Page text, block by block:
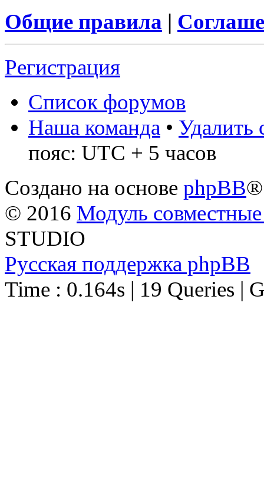
Общие правила |
Регистрация
Список форумов
Наша команда • Удалить
пояс: UTC + 5 часов
Создано на основе phpBB®
© 2016 Модуль
STUDIO
Русская поддержка phpBB
Time : 0.164s | 19 Queries |